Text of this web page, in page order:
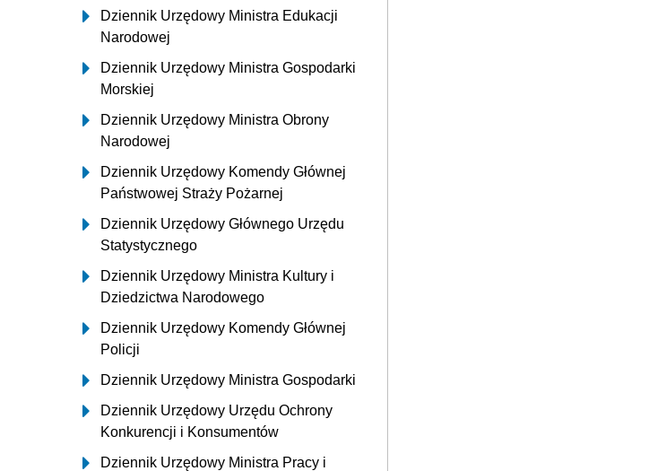
Dziennik Urzędowy Ministra Edukacji
Narodowej
Dziennik Urzędowy Ministra Gospodarki
Morskiej
Dziennik Urzędowy Ministra Obrony
Narodowej
Dziennik Urzędowy Komendy Głównej
Państwowej Straży Pożarnej
Dziennik Urzędowy Głównego Urzędu
Statystycznego
Dziennik Urzędowy Ministra Kultury i
Dziedzictwa Narodowego
Dziennik Urzędowy Komendy Głównej
Policji
Dziennik Urzędowy Ministra Gospodarki
Dziennik Urzędowy Urzędu Ochrony
Konkurencji i Konsumentów
Dziennik Urzędowy Ministra Pracy i